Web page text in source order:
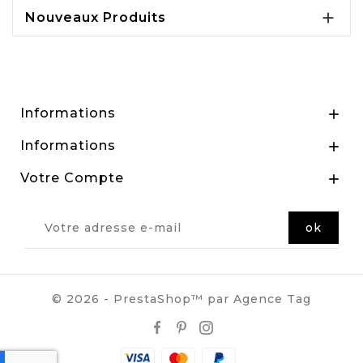
Nouveaux Produits 
Informations 
Informations 
Votre Compte 
© 2026 - PrestaShop™ par Agence Tag